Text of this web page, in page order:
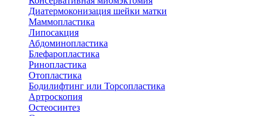
Диатермоконизация шейки матки
Маммопластика
Липосакция
Абдоминопластика
Блефаропластика
Ринопластика
Отопластика
Бодилифтинг или Торсопластика
Артроскопия
Остеосинтез